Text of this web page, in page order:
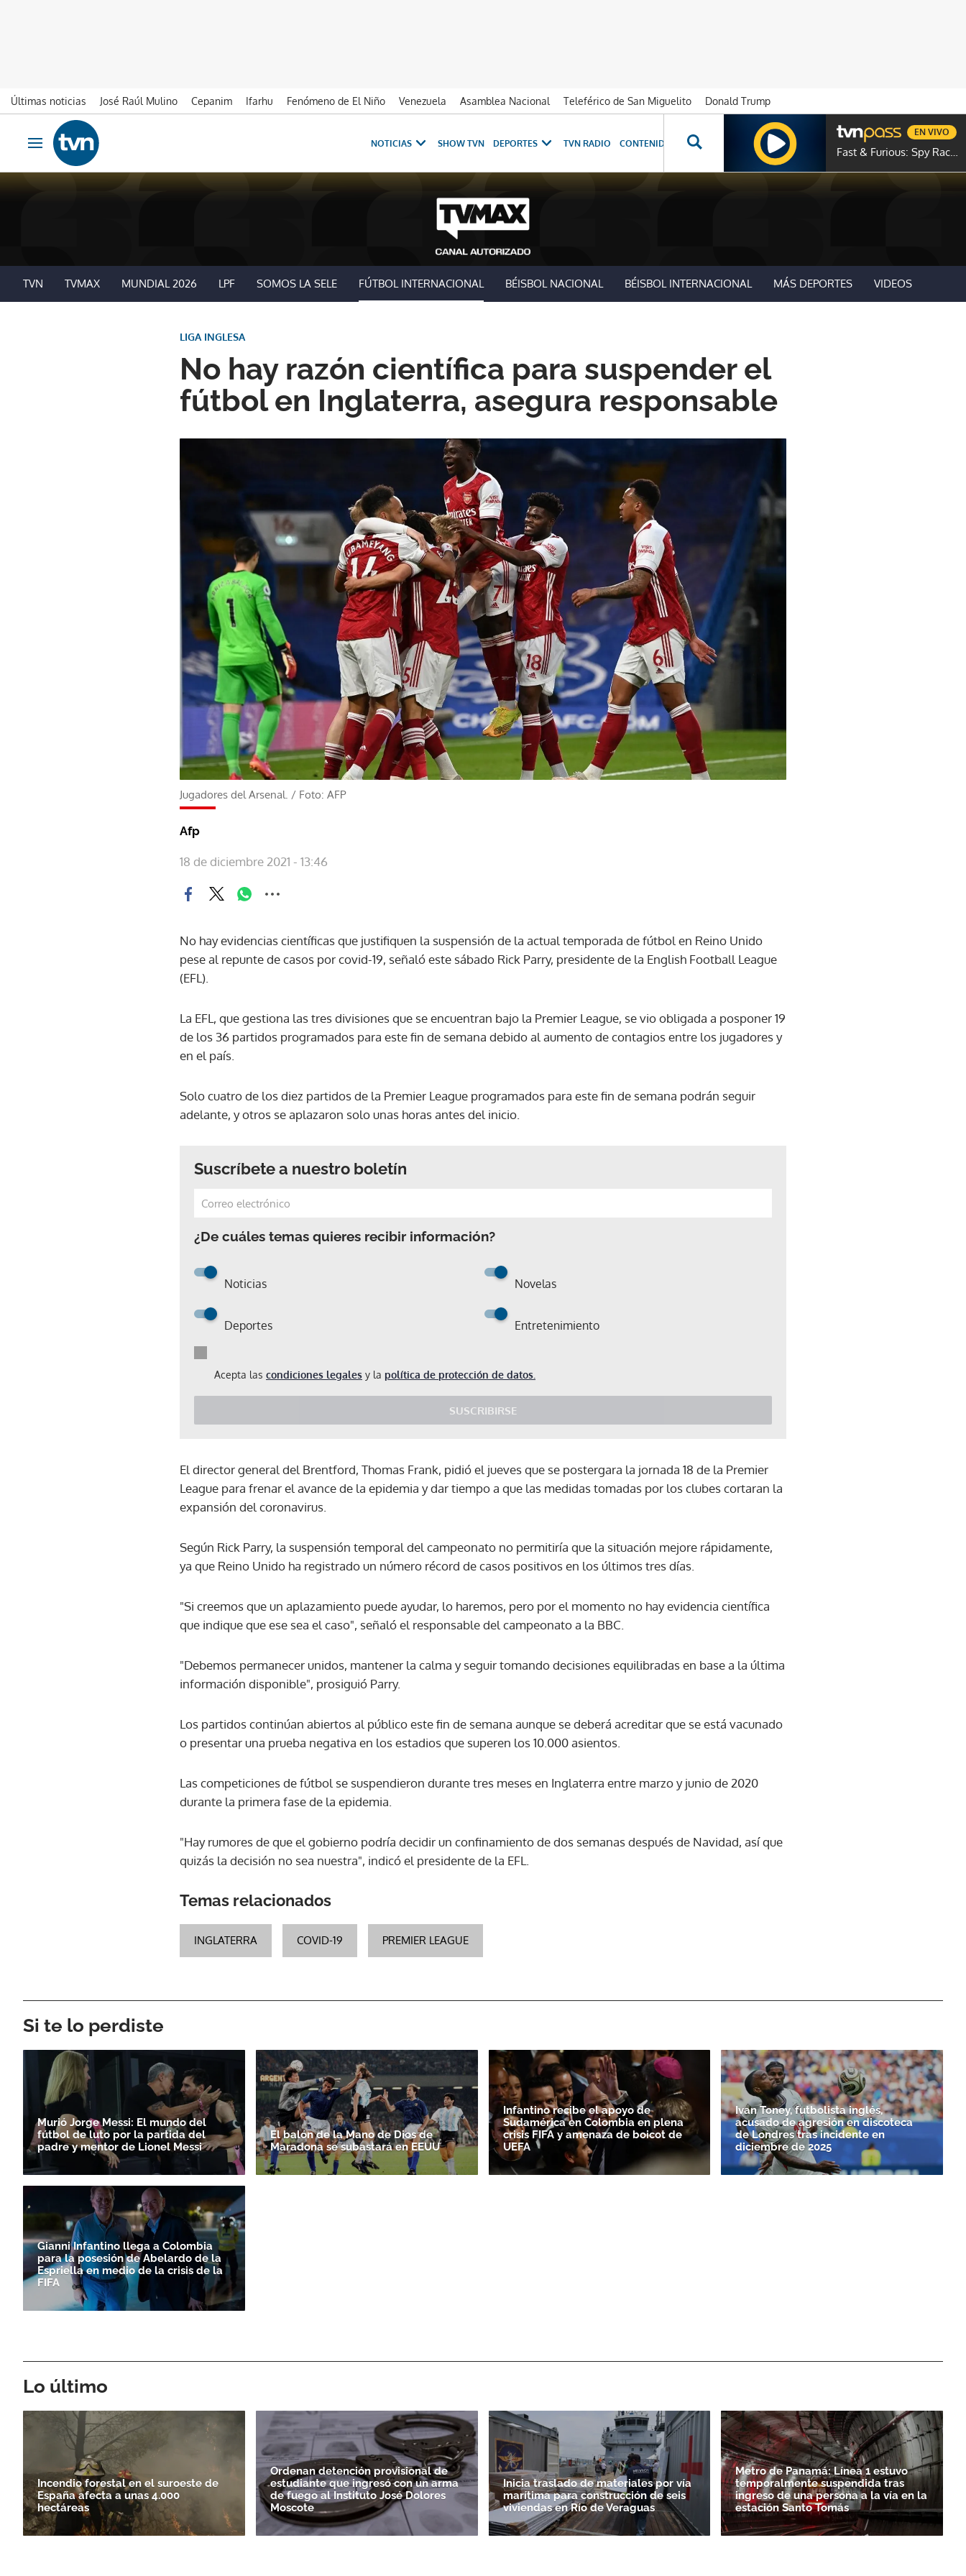
Últimas noticias José Raúl Mulino Cepanim Ifarhu Fenómeno de El Niño Venezuela Asamblea Nacional Teleférico de San Miguelito
Donald Trump
Ir al contenido
Obrir navegació
NOTICIAS SHOW TVN DEPORTES TVN RADIO CONTENIDOS ESPECIALES NOVELAS GENTE TVN
Fast & Furious: Spy Racers
EN VIVO
TVN TVMAX MUNDIAL 2026 LPF SOMOS LA SELE FÚTBOL INTERNACIONAL BÉISBOL NACIONAL BÉISBOL INTERNACIONAL MÁS DEPORTES VIDEOS
No hay razón científica para suspender el
fútbol en Inglaterra, asegura responsable
LIGA INGLESA
Jugadores del Arsenal. / Foto: AFP
Afp
18 de diciembre 2021 - 13:46
No hay evidencias científicas que justifiquen la suspensión de la actual temporada de fútbol en Reino Unido
pese al repunte de casos por covid-19, señaló este sábado Rick Parry, presidente de la English Football League
(EFL).
La EFL, que gestiona las tres divisiones que se encuentran bajo la Premier League, se vio obligada a posponer 19
de los 36 partidos programados para este fin de semana debido al aumento de contagios entre los jugadores y
en el país.
Solo cuatro de los diez partidos de la Premier League programados para este fin de semana podrán seguir
adelante, y otros se aplazaron solo unas horas antes del inicio.
Suscríbete a nuestro boletín
¿De cuáles temas quieres recibir información?
Noticias Novelas
Deportes Entretenimiento
Acepta las condiciones legales y la política de protección de datos.
SUSCRIBIRSE
Gracias por suscribirte a nuestro boletín.
El director general del Brentford, Thomas Frank, pidió el jueves que se postergara la jornada 18 de la Premier
League para frenar el avance de la epidemia y dar tiempo a que las medidas tomadas por los clubes cortaran la
expansión del coronavirus.
Según Rick Parry, la suspensión temporal del campeonato no permitiría que la situación mejore rápidamente,
ya que Reino Unido ha registrado un número récord de casos positivos en los últimos tres días.
"Si creemos que un aplazamiento puede ayudar, lo haremos, pero por el momento no hay evidencia científica
que indique que ese sea el caso", señaló el responsable del campeonato a la BBC.
"Debemos permanecer unidos, mantener la calma y seguir tomando decisiones equilibradas en base a la última
información disponible", prosiguió Parry.
Los partidos continúan abiertos al público este fin de semana aunque se deberá acreditar que se está vacunado
o presentar una prueba negativa en los estadios que superen los 10.000 asientos.
Las competiciones de fútbol se suspendieron durante tres meses en Inglaterra entre marzo y junio de 2020
durante la primera fase de la epidemia.
"Hay rumores de que el gobierno podría decidir un confinamiento de dos semanas después de Navidad, así que
quizás la decisión no sea nuestra", indicó el presidente de la EFL.
Temas relacionados
INGLATERRA COVID-19 PREMIER LEAGUE
Si te lo perdiste
Murió Jorge Messi: El mundo del
fútbol de luto por la partida del
padre y mentor de Lionel Messi
El balón de la Mano de Dios de
Maradona se subastará en EEUU
Infantino recibe el apoyo de
Sudamérica en Colombia en plena
crisis FIFA y amenaza de boicot de
UEFA
Ivan Toney, futbolista inglés,
acusado de agresión en discoteca
de Londres tras incidente en
diciembre de 2025
Gianni Infantino llega a Colombia
para la posesión de Abelardo de la
Espriella en medio de la crisis de la
FIFA
Lo último
Incendio forestal en el suroeste de
España afecta a unas 4.000
hectáreas
Ordenan detención provisional de
estudiante que ingresó con un arma
de fuego al Instituto José Dolores
Moscote
Inicia traslado de materiales por vía
marítima para construcción de seis
viviendas en Río de Veraguas
Metro de Panamá: Línea 1 estuvo
temporalmente suspendida tras
ingreso de una persona a la vía en la
estación Santo Tomás